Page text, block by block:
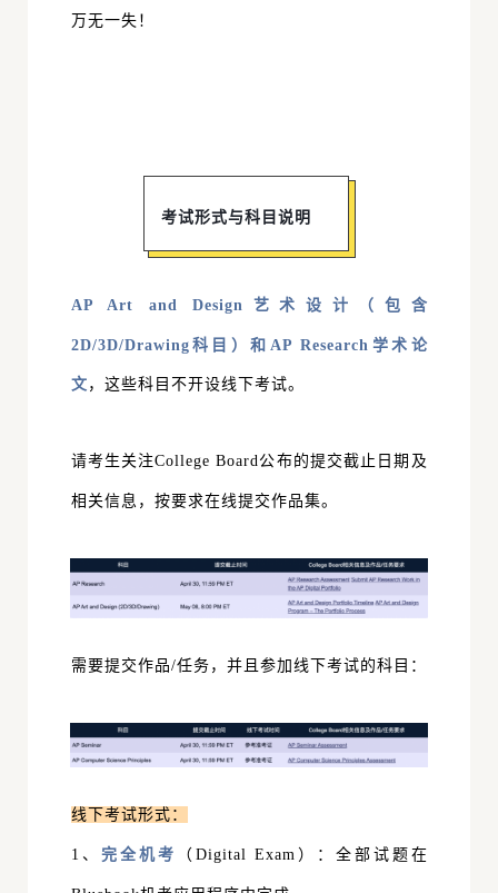
万无一失！
考试形式与科目说明
AP Art and Design艺术设计（ 包含
2D/3D/Drawing科目）和AP Research学术论
文 ，这些科目不开设线下考试。
请考生关注College Board公布的提交截止日期及
相关信息，按要求在线提交作品集。
需要提交作品/任务，并且参加线下考试的科目：
线下考试形式：
1、 完全机考 （Digital Exam）：全部试题在